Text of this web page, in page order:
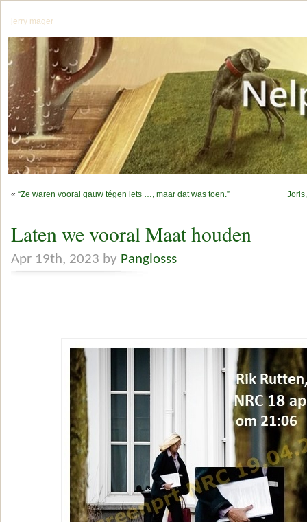
jerry mager
« “Ze waren vooral gauw tégen iets …, maar dat was toen.”
Laten we vooral Maat houden
Apr 19th, 2023 by Panglosss